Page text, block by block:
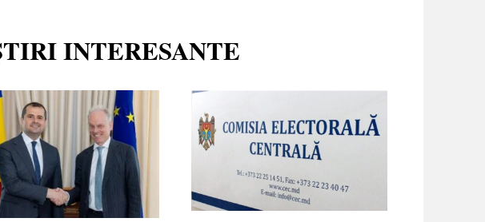
INTERESANTE